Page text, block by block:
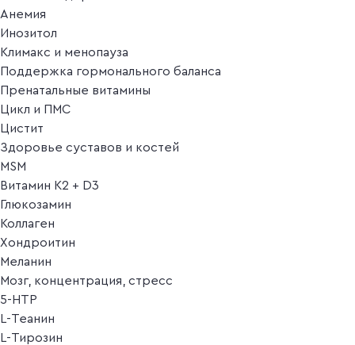
Анемия
Инозитол
Климакс и менопауза
Поддержка гормонального баланса
Пренатальные витамины
Цикл и ПМС
Цистит
Здоровье суставов и костей
MSM
Витамин K2 + D3
Глюкозамин
Коллаген
Хондроитин
Меланин
Мозг, концентрация, стресс
5-HTP
L-Теанин
L-Тирозин